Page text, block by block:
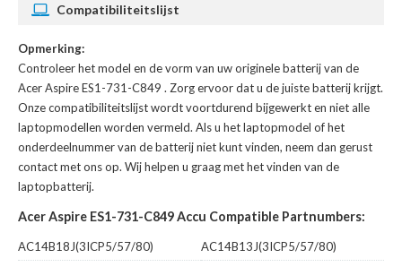
Compatibiliteitslijst
Opmerking:
Controleer het model en de vorm van uw originele batterij van de
Acer Aspire ES1-731-C849 . Zorg ervoor dat u de juiste batterij krijgt.
Onze compatibiliteitslijst wordt voortdurend bijgewerkt en niet alle
laptopmodellen worden vermeld. Als u het laptopmodel of het
onderdeelnummer van de batterij niet kunt vinden, neem dan gerust
contact met ons op. Wij helpen u graag met het vinden van de
laptopbatterij.
Acer Aspire ES1-731-C849 Accu Compatible Partnumbers:
AC14B18J(3ICP5/57/80)
AC14B13J(3ICP5/57/80)